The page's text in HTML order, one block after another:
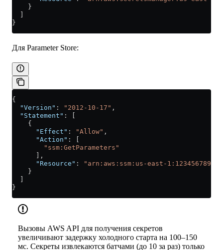
    }
}
Для Parameter Store:
{
  "Version"
: "2012-10-17" ,
  "Statement"
: [
    {
      "Effect"
: "Allow" ,
      "Action"
: [
        "ssm:GetParameters"
      ],
      "Resource"
:
"arn:aws:ssm:us-east-
    }
}
Вызовы AWS API для получения секретов
увеличивают задержку холодного старта на 100–150
мс. Секреты извлекаются батчами (до 10 за раз) только